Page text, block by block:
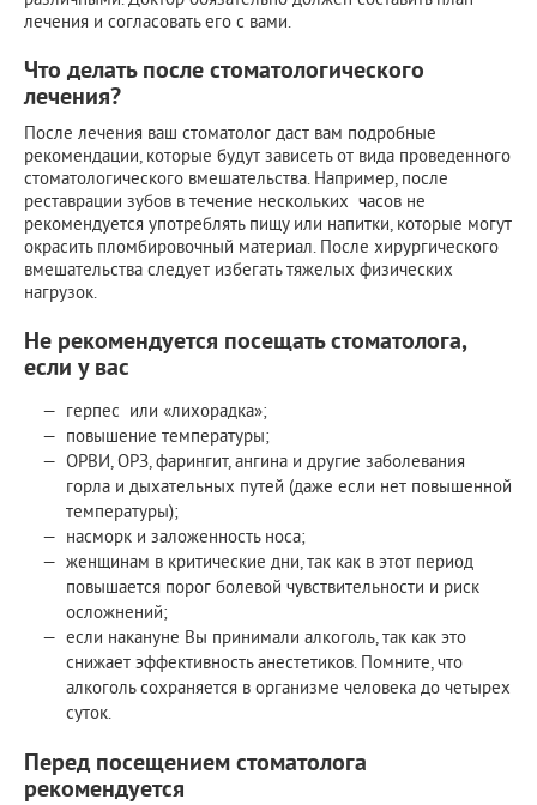
лечения и согласовать его с вами.
Что делать после стоматологического
лечения?
После лечения ваш стоматолог даст вам подробные
рекомендации, которые будут зависеть от вида проведенного
стоматологического вмешательства. Например, после
реставрации зубов в течение нескольких часов не
рекомендуется употреблять пищу или напитки, которые могут
окрасить пломбировочный материал. После хирургического
вмешательства следует избегать тяжелых физических
нагрузок.
Не рекомендуется посещать стоматолога,
если у вас
герпес или «лихорадка»;
повышение температуры;
ОРВИ, ОРЗ, фарингит, ангина и другие заболевания
горла и дыхательных путей (даже если нет повышенной
температуры);
насморк и заложенность носа;
женщинам в критические дни, так как в этот период
повышается порог болевой чувствительности и риск
осложнений;
если накануне Вы принимали алкоголь, так как это
снижает эффективность анестетиков. Помните, что
алкоголь сохраняется в организме человека до четырех
суток.
Перед посещением стоматолога
рекомендуется